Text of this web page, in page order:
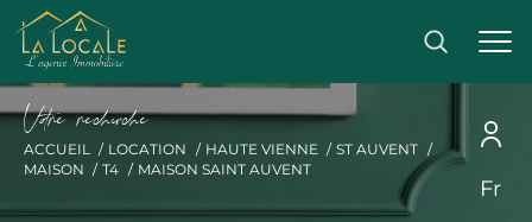
Fr
Vore recece
ACCUEIL LOCATION HAUTE VIENNE
ST AUVENT
MAISON
T4 MAISON SAINT AUVENT
Effectuer une recherche